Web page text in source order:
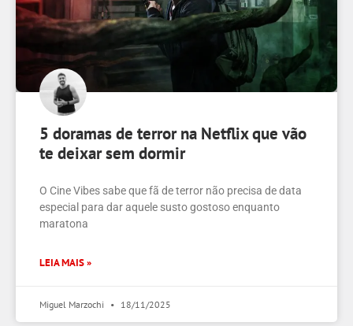
5 doramas de terror na Netflix que vão
te deixar sem dormir
O Cine Vibes sabe que fã de terror não precisa de data
especial para dar aquele susto gostoso enquanto
maratona
LEIA MAIS »
Miguel Marzochi 18/11/2025